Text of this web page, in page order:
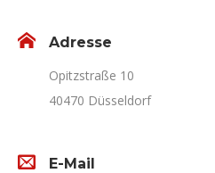
Adresse
Opitzstraße 10
40470 Düsseldorf
E-Mail